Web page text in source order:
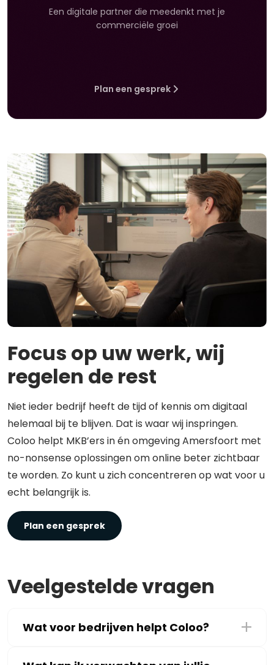
Een digitale partner die meedenkt met je
commerciële groei
Plan een gesprek
Focus op uw werk, wij
regelen de rest
Niet ieder bedrijf heeft de tijd of kennis om digitaal
helemaal bij te blijven. Dat is waar wij inspringen.
Coloo helpt MKB’ers in én omgeving Amersfoort met
no-nonsense oplossingen om online beter zichtbaar
te worden. Zo kunt u zich concentreren op wat voor u
echt belangrijk is.
Plan een gesprek
Veelgestelde vragen
Wat voor bedrijven helpt Coloo?